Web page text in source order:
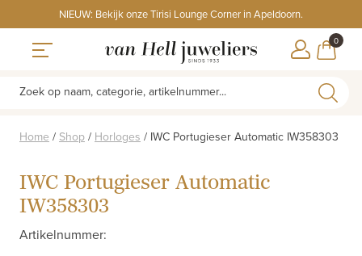
to
content
NIEUW: Bekijk onze Tirisi Lounge Corner in Apeldoorn.
0
Zoek op naam, categorie, artikelnummer...
Home / Shop / Horloges / IWC Portugieser Automatic IW358303
IWC Portugieser Automatic
IW358303
Artikelnummer: